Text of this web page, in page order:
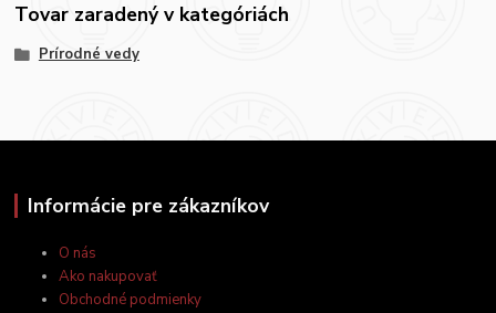
Tovar zaradený v kategóriách
Prírodné vedy
Informácie pre zákazníkov
O nás
Ako nakupovať
Obchodné podmienky